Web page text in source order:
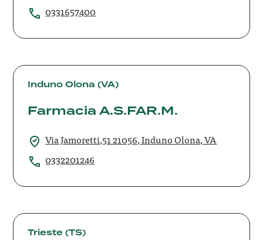
0331657400
Induno Olona (VA)
Farmacia A.S.FAR.M.
Via Jamoretti,51 21056, Induno Olona, VA
0332201246
Farmacia
A.S.FAR.M.
Trieste (TS)
Farmacia